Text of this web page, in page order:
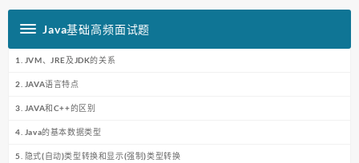
Java基础高频面试题
1. JVM、JRE及JDK的关系
2. JAVA语言特点
3. JAVA和C++的区别
4. Java的基本数据类型
5. 隐式(自动)类型转换和显示(强制)类型转换